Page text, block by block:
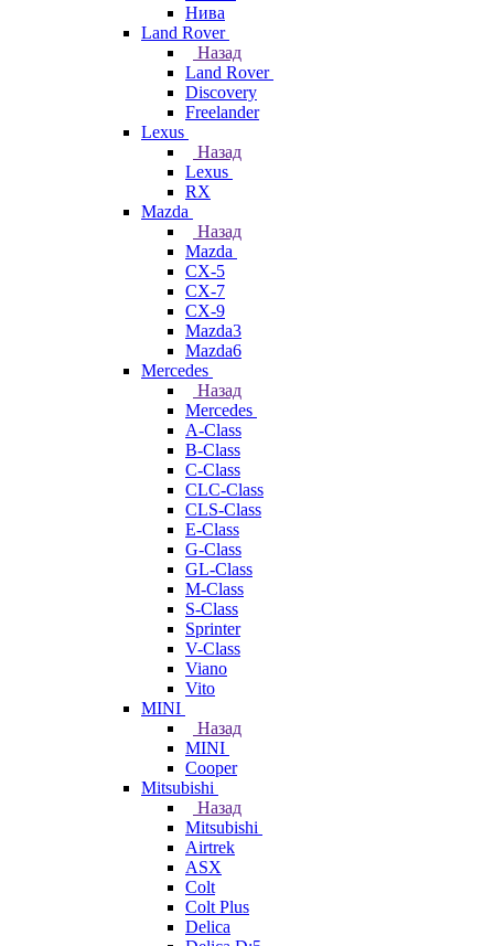
Нива
Land Rover
Назад
Land Rover
Discovery
Freelander
Lexus
Назад
Lexus
RX
Mazda
Назад
Mazda
CX-5
CX-7
CX-9
Mazda3
Mazda6
Mercedes
Назад
Mercedes
A-Class
B-Class
C-Class
CLC-Class
CLS-Class
E-Class
G-Class
GL-Class
M-Class
S-Class
Sprinter
V-Class
Viano
Vito
MINI
Назад
MINI
Cooper
Mitsubishi
Назад
Mitsubishi
Airtrek
ASX
Colt
Colt Plus
Delica